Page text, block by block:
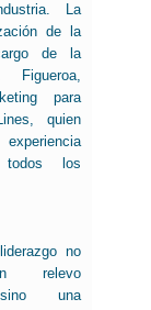
La
de la
de la
Figueroa,
para
quien
todos los
no
relevo
sino una